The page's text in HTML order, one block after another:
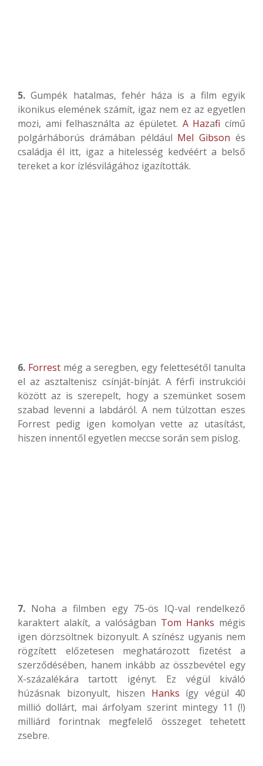
5. Gumpék hatalmas, fehér háza is a film egyik
ikonikus elemének számít, igaz nem ez az egyetlen
mozi, ami felhasználta az épületet. A Hazafi című
polgárháborús drámában például Mel Gibson és
családja él itt, igaz a hitelesség kedvéért a belső
tereket a kor ízlésvilágához igazították.
6. Forrest még a seregben, egy felettesétől tanulta
el az asztaltenisz csínját-bínját. A férfi instrukciói
között az is szerepelt, hogy a szemünket sosem
szabad levenni a labdáról. A nem túlzottan eszes
Forrest pedig igen komolyan vette az utasítást,
hiszen innentől egyetlen meccse során sem pislog.
7. Noha a filmben egy 75-ös IQ-val rendelkező
karaktert alakít, a valóságban Tom Hanks mégis
igen dörzsöltnek bizonyult. A színész ugyanis nem
rögzített előzetesen meghatározott fizetést a
szerződésében, hanem inkább az összbevétel egy
X-százalékára tartott igényt. Ez végül kiváló
húzásnak bizonyult, hiszen Hanks így végül 40
millió dollárt, mai árfolyam szerint mintegy 11 (!)
milliárd forintnak megfelelő összeget tehetett
zsebre.